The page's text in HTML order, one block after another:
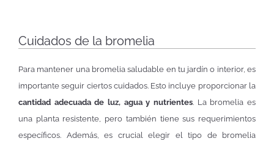
Cuidados de la bromelia
Para mantener una bromelia saludable en tu jardín o interior, es
importante seguir ciertos cuidados. Esto incluye proporcionar la
cantidad adecuada de luz, agua y nutrientes. La bromelia es
una planta resistente, pero también tiene sus requerimientos
específicos. Además, es crucial elegir el tipo de bromelia